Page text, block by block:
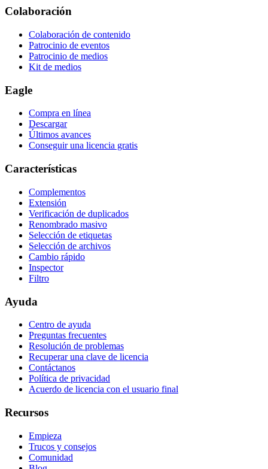
Colaboración
Colaboración de contenido
Patrocinio de eventos
Patrocinio de medios
Kit de medios
Eagle
Compra en línea
Descargar
Últimos avances
Conseguir una licencia gratis
Características
Complementos
Extensión
Verificación de duplicados
Renombrado masivo
Selección de etiquetas
Selección de archivos
Cambio rápido
Inspector
Filtro
Ayuda
Centro de ayuda
Preguntas frecuentes
Resolución de problemas
Recuperar una clave de licencia
Contáctanos
Política de privacidad
Acuerdo de licencia con el usuario final
Recursos
Empieza
Trucos y consejos
Comunidad